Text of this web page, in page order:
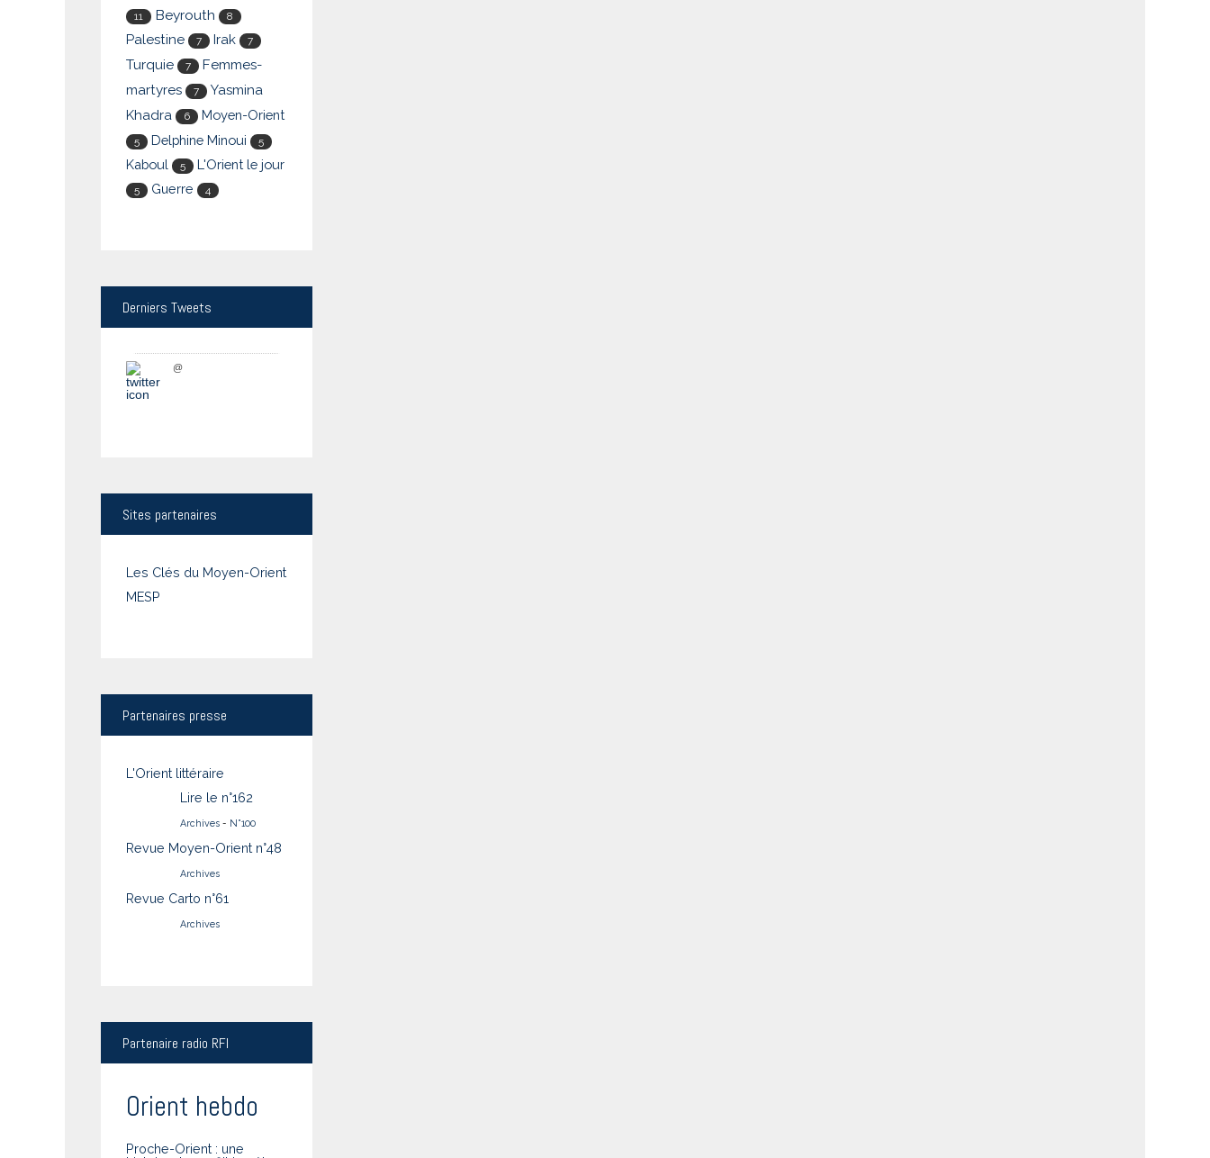
11 Beyrouth 8
Palestine 7 Irak 7
Turquie 7
Femmes-
martyres
7
Yasmina
Khadra
6 Moyen-Orient
5 Delphine Minoui 5
Kaboul 5 L'Orient le jour
5 Guerre 4
Derniers Tweets
@
Sites partenaires
Les Clés du Moyen-Orient
MESP
Partenaires presse
L'Orient littéraire
Lire le n°162
Archives - N°100
Revue Moyen-Orient n°48
Archives
Revue Carto n°61
Archives
Partenaire radio RFI
Orient hebdo
Proche-Orient : une